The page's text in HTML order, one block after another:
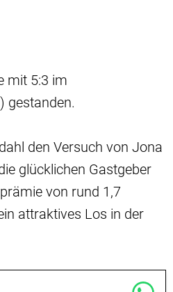
mit 5:3 im
gestanden.
den Versuch von Jona
glücklichen Gastgeber
von rund 1,7
attraktives Los in der